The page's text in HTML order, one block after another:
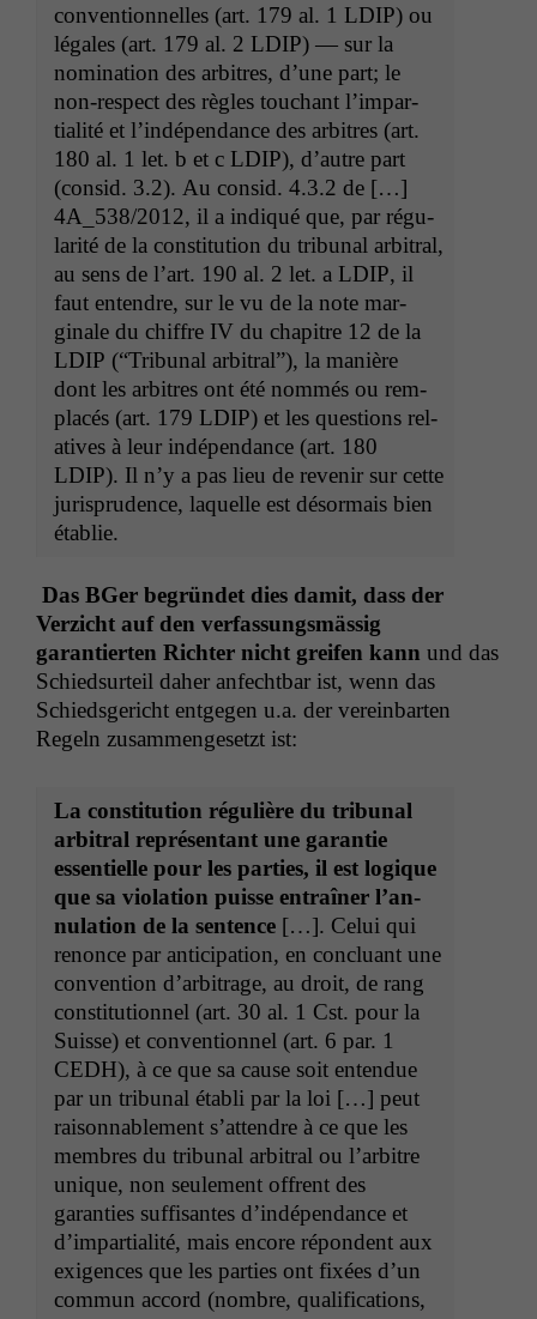
con­ven­tion­nelles (art. 179 al. 1 LDIP) ou
légales (art. 179 al. 2 LDIP) — sur la
nom­i­na­tion des arbi­tres, d’une part; le
non-respect des règles touchant l’im­par­
tial­ité et l’indépen­dance des arbi­tres (art.
180 al. 1 let. b et c LDIP), d’autre part
(con­sid. 3.2). Au con­sid. 4.3.2 de […]
4A_538/2012, il a indiqué que, par régu­
lar­ité de la con­sti­tu­tion du tri­bunal arbi­tral,
au sens de l’art. 190 al. 2 let. a LDIP, il
faut enten­dre, sur le vu de la note mar­
ginale du chiffre IV du chapitre 12 de la
LDIP (“Tri­bunal arbi­tral”), la manière
dont les arbi­tres ont été nom­més ou rem­
placés (art. 179 LDIP) et les ques­tions rel­
a­tives à leur indépen­dance (art. 180
LDIP). Il n’y a pas lieu de revenir sur cette
jurispru­dence, laque­lle est désor­mais bien
établie.
Das BGer begrün­det dies damit, dass der
Verzicht auf den ver­fas­sungsmäs­sig
garantierten Richter nicht greifen kann und das
Schied­surteil daher anfecht­bar ist, wenn das
Schieds­gericht ent­ge­gen u.a. der vere­in­barten
Regeln zusam­menge­set­zt ist:
La con­sti­tu­tion régulière du tri­bunal
arbi­tral représen­tant une garantie
essen­tielle pour les par­ties, il est logique
que sa vio­la­tion puisse entraîn­er l’an­
nu­la­tion de la sen­tence […]. Celui qui
renonce par antic­i­pa­tion, en con­clu­ant une
con­ven­tion d’ar­bi­trage, au droit, de rang
con­sti­tu­tion­nel (art. 30 al. 1 Cst. pour la
Suisse) et con­ven­tion­nel (art. 6 par. 1
CEDH), à ce que sa cause soit enten­due
par un tri­bunal établi par la loi […] peut
raisonnable­ment s’at­ten­dre à ce que les
mem­bres du tri­bunal arbi­tral ou l’ar­bi­tre
unique, non seule­ment offrent des
garanties suff­isantes d’indépen­dance et
d’im­par­tial­ité, mais encore répon­dent aux
exi­gences que les par­ties ont fixées d’un
com­mun accord (nom­bre, qual­i­fi­ca­tions,